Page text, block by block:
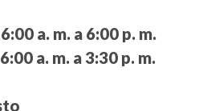
6:00 a. m. a 6:00 p. m.
6:00 a. m. a 3:30 p. m.